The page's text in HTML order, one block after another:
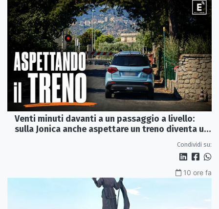
Venti minuti davanti a un passaggio a livello:
sulla Jonica anche aspettare un treno diventa un
Condividi su:
10 ore fa